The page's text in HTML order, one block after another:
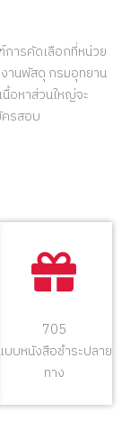
การคัดเลือกที่หน่วย
านพัสดุ กรมอุทยาน
อหาส่วนใหญ่จะ
รสอบ
705
บบหนังสือชำระปลาย
ทาง